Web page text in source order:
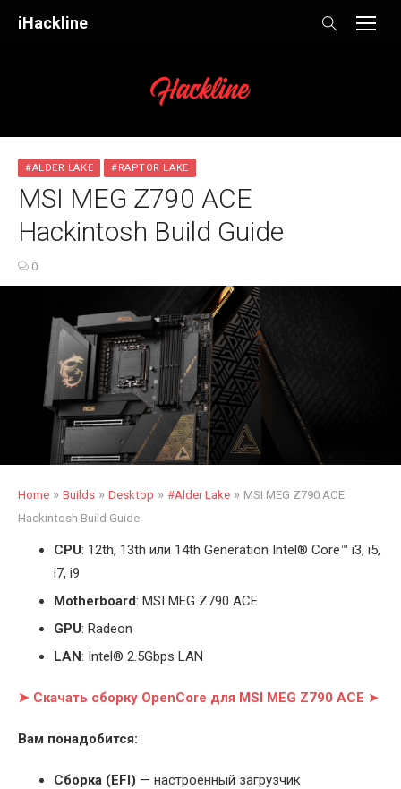
iHackline
#ALDER LAKE #RAPTOR LAKE
MSI MEG Z790 ACE
Hackintosh Build Guide
0
Home » Builds » Desktop » #Alder Lake » MSI MEG Z790 ACE
Hackintosh Build Guide
CPU: 12th, 13th или 14th Generation Intel® Core™ i3, i5,
i7, i9
Motherboard: MSI MEG Z790 ACE
GPU: Radeon
LAN: Intel® 2.5Gbps LAN
➤ Скачать сборку OpenCore для MSI MEG Z790 ACE ➤
Вам понадобится:
Cборка (EFI) — настроенный загрузчик